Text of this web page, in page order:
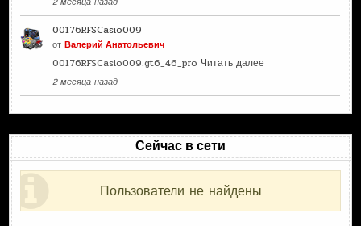
00176RFSCasio009
отВалерий Анатольевич
00176RFSCasio009.gt6_46_pro Читать далее
2 месяца назад
Сейчас в сети
Пользователи не найдены